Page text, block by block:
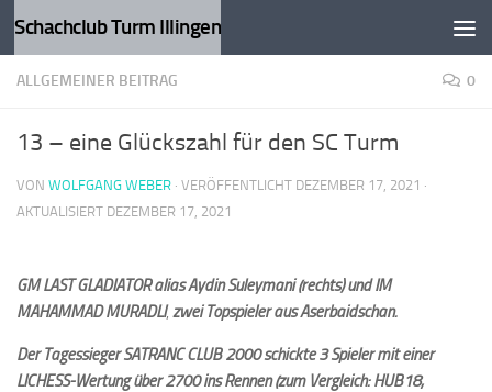
Zum Inhalt springen
Schachclub Turm Illingen
ALLGEMEINER BEITRAG 0
13 – eine Glückszahl für den SC Turm
VON WOLFGANG WEBER · VERÖFFENTLICHT DEZEMBER 17, 2021 ·
AKTUALISIERT DEZEMBER 17, 2021
GM LAST GLADIATOR alias Aydin Suleymani (rechts) und IM
MAHAMMAD MURADLI,zwei Topspieler aus Aserbaidschan.
Der Tagessieger SATRANC CLUB 2000 schickte 3 Spieler mit einer
LICHESS-Wertung über 2700 ins Rennen (zum Vergleich: HUB18,